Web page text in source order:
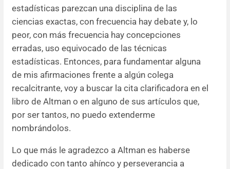
estadísticas parezcan una disciplina de las
ciencias exactas, con frecuencia hay debate y, lo
peor, con más frecuencia hay concepciones
erradas, uso equivocado de las técnicas
estadísticas. Entonces, para fundamentar alguna
de mis afirmaciones frente a algún colega
recalcitrante, voy a buscar la cita clarificadora en el
libro de Altman o en alguno de sus artículos que,
por ser tantos, no puedo extenderme
nombrándolos.
Lo que más le agradezco a Altman es haberse
dedicado con tanto ahínco y perseverancia a